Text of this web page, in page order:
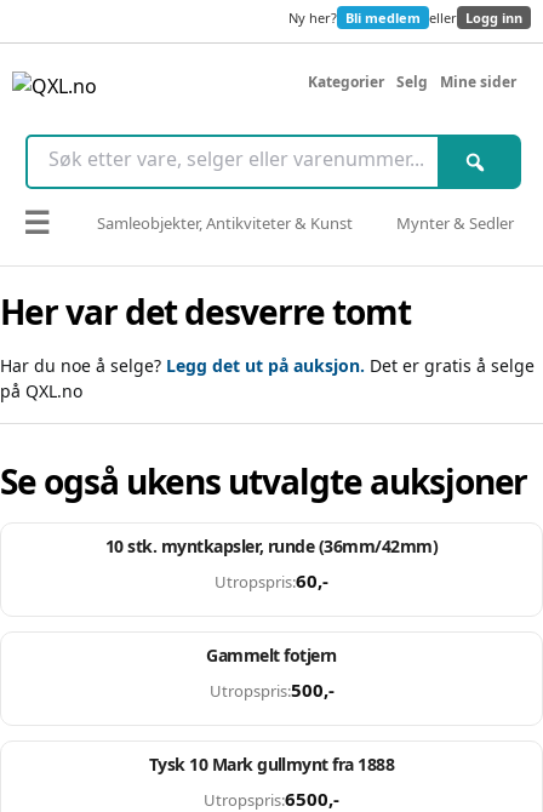
Ny her? Bli medlem eller Logg inn
Kategorier Selg Mine sider
☰ Samleobjekter, Antikviteter & Kunst Mynter & Sedler
Her var det desverre tomt
Har du noe å selge? Legg det ut på auksjon. Det er gratis å selge
på QXL.no
Se også ukens utvalgte auksjoner
Slutter om: 8d 09t 56m 52s
10 stk. myntkapsler, runde (36mm/42mm)
Utropspris:60,-
Gammelt fotjern
Utropspris:500,-
Tysk 10 Mark gullmynt fra 1888
Utropspris:6500,-